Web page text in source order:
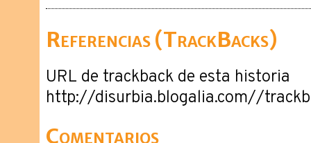
Referencias (TrackBacks)
URL de trackback de esta historia
http://disurbia.blogalia.com//
Comentarios